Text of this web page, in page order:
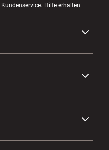
Hilfe erhalten